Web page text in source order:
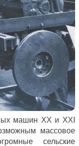
машин ХХ и XXI
массовое
сельские